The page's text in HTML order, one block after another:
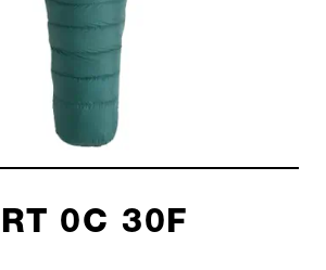
0C 30F